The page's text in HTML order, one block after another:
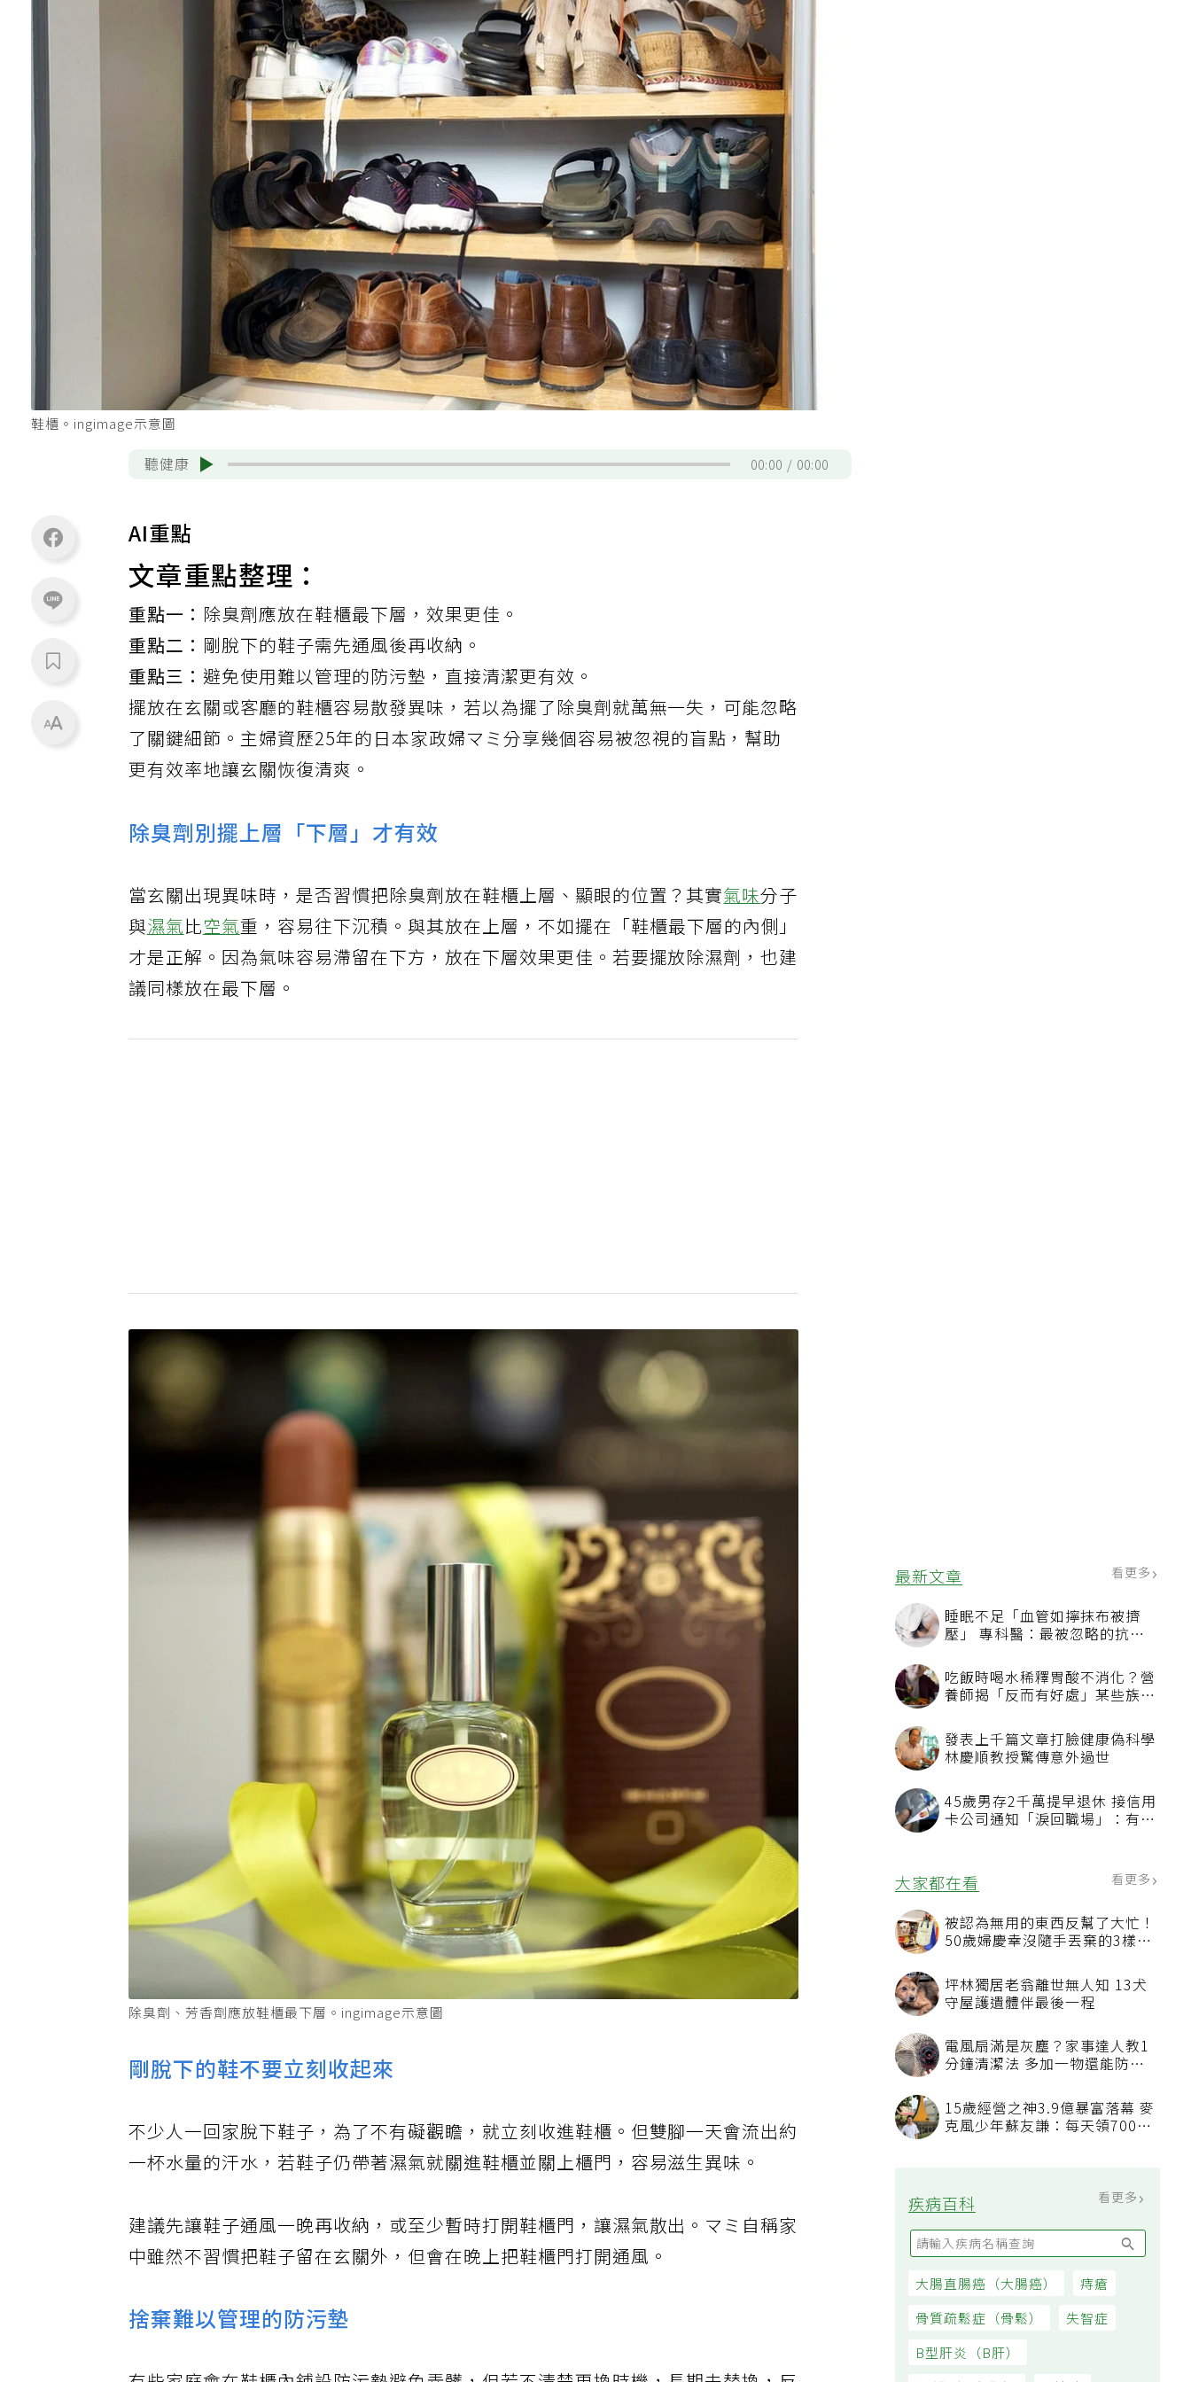
最新文章 看更多
睡眠不足「血管如擰抹布被擠
壓」 專科醫：最被忽略的抗老
吃飯時喝水稀釋胃酸不消化？營
養師揭「反而有好處」某些族群
發表上千篇文章打臉健康偽科學
林慶順教授驚傳意外過世
45歲男存2千萬提早退休 接信用
卡公司通知「淚回職場」：有錢
大家都在看
被認為無用的東西反幫了大忙！
50歲婦慶幸沒隨手丟棄的3樣物
坪林獨居老翁離世無人知 13犬
守屋護遺體伴最後一程
電風扇滿是灰塵？家事達人教1
汙附著
15歲經營之神3.9億暴富落幕 麥
疾病百科
鞋櫃。ingimage示意圖
聽健康 00:00 00:00
AI重點
文章重點整理：
重點一： 除臭劑應放在鞋櫃最下層，效果更佳。
重點二： 剛脫下的鞋子需先通風後再收納。
重點三：避免使用難以管理的防污墊，直接清潔更有效。
擺放在玄關或客廳的鞋櫃容易散發異味，若以為擺了除臭劑就萬無一失，可能忽略
了關鍵細節。主婦資歷25年的日本家政婦マミ分享幾個容易被忽視的盲點，幫助
更有效率地讓玄關恢復清爽。
除臭劑別擺上層「下層」才有效
當玄關出現異味時，是否習慣把除臭劑放在鞋櫃上層、顯眼的位置？其實氣味分子
與濕氣比空氣重，容易往下沉積。與其放在上層，不如擺在「鞋櫃最下層的內側」
才是正解。因為氣味容易滯留在下方，放在下層效果更佳。若要擺放除濕劑，也建
議同樣放在最下層。
除臭劑、芳香劑應放鞋櫃最下層。ingimage示意圖
剛脫下的鞋不要立刻收起來
不少人一回家脫下鞋子，為了不有礙觀瞻，就立刻收進鞋櫃。但雙腳一天會流出約
一杯水量的汗水，若鞋子仍帶著濕氣就關進鞋櫃並關上櫃門，容易滋生異味。
建議先讓鞋子通風一晚再收納，或至少暫時打開鞋櫃門，讓濕氣散出。マミ自稱家
中雖然不習慣把鞋子留在玄關外，但會在晚上把鞋櫃門打開通風。
捨棄難以管理的防污墊